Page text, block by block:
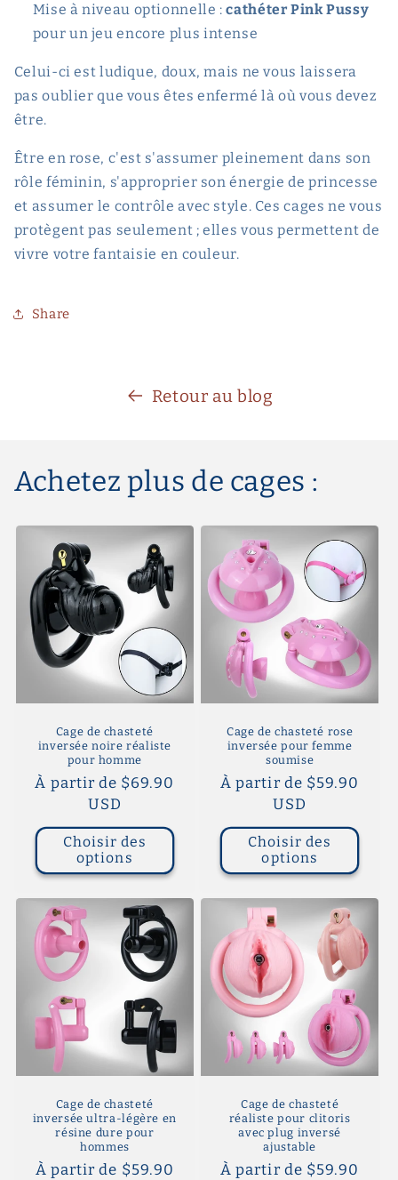
Mise à niveau optionnelle :cathéter Pink Pussy
pour un jeu encore plus intense
Celui-ci est ludique, doux, mais ne vous laissera
pas oublier que vous êtes enfermé là où vous devez
être.
Être en rose, c'est s'assumer pleinement dans son
rôle féminin, s'approprier son énergie de princesse
et assumer le contrôle avec style. Ces cages ne vous
protègent pas seulement ; elles vous permettent de
vivre votre fantaisie en couleur.
Share
Retour au blog
Achetez plus de cages :
Cage de chasteté
inversée noire réaliste
pour homme
Prix
habituel
À partir de $69.90
USD
Choisir des
options
Cage de chasteté rose
inversée pour femme
soumise
Prix
habituel
À partir de $59.90
USD
Choisir des
options
Cage de chasteté
inversée ultra-légère en
résine dure pour
hommes
Prix
À partir de $59.90
Cage de chasteté
réaliste pour clitoris
avec plug inversé
ajustable
Prix
À partir de $59.90